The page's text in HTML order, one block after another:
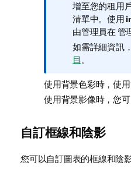
訊
備
註
增至您的租用
清單中。使用
由管理員在 管
如需詳細資訊
目 。
使用背景色彩時，使
使用背景影像時，您
自訂框線和陰影
您可以自訂圖表的框線和陰影